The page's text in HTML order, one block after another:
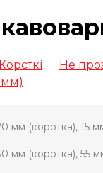
Не
мм (коротка), 15
мм (коротка), 55